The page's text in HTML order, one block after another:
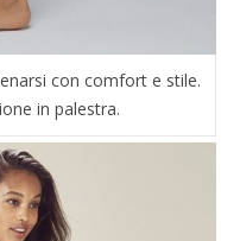
con comfort e stile.
in palestra.